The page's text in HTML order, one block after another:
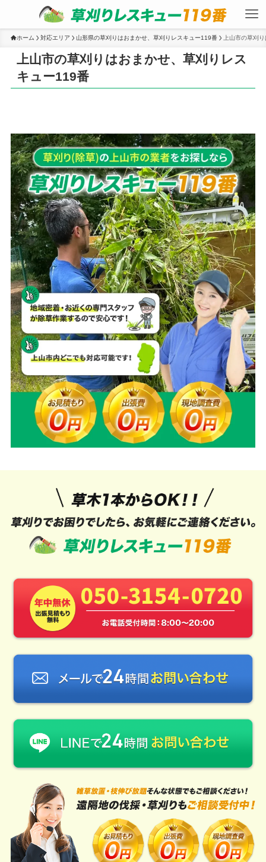
ホーム 対応エリア 山形県の草刈りはおまかせ、草刈りレスキュー119番 上山市の草刈
上山市の草刈りはおまかせ、草刈りレス
キュー119番